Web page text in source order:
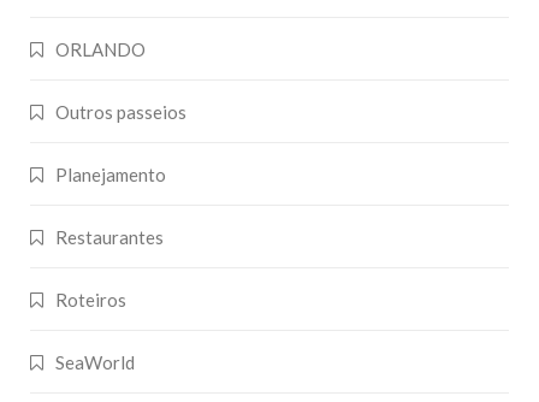
ORLANDO
Outros passeios
Planejamento
Restaurantes
Roteiros
SeaWorld